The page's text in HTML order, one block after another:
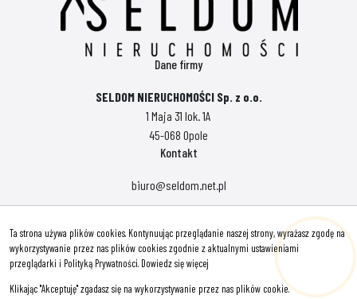
Dane firmy
SELDOM NIERUCHOMOŚCI Sp. z o.o.
1 Maja 31 lok. 1A
45-068 Opole
Kontakt
biuro@seldom.net.pl
Polityka prywatności
Znajdziesz nas tu
Ta strona używa plików cookies. Kontynuując przeglądanie naszej strony, wyrażasz zgodę na
wykorzystywanie przez nas plików cookies zgodnie z aktualnymi ustawieniami
przeglądarki i Polityką Prywatności. Dowiedz się więcej
Klikając "Akceptuję" zgadasz się na wykorzystywanie przez nas plików cookie.